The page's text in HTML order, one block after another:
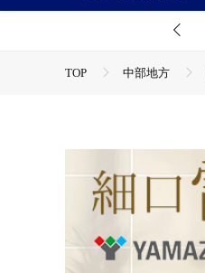
TOP 中部地方